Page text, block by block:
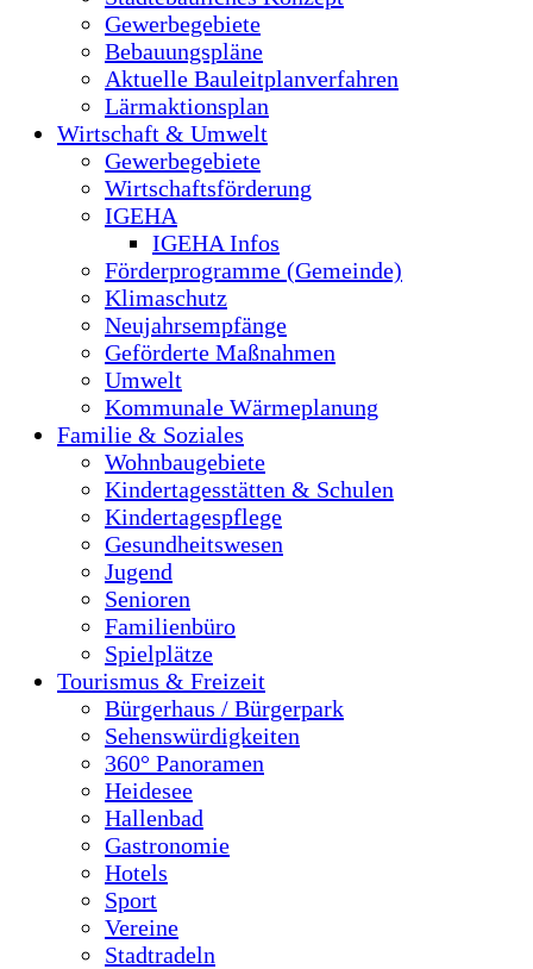
Gewerbegebiete
Bebauungspläne
Aktuelle Bauleitplanverfahren
Lärmaktionsplan
Wirtschaft & Umwelt
Gewerbegebiete
Wirtschaftsförderung
IGEHA
IGEHA Infos
Förderprogramme (Gemeinde)
Klimaschutz
Neujahrsempfänge
Geförderte Maßnahmen
Umwelt
Kommunale Wärmeplanung
Familie & Soziales
Wohnbaugebiete
Kindertagesstätten & Schulen
Kindertagespflege
Gesundheitswesen
Jugend
Senioren
Familienbüro
Spielplätze
Tourismus & Freizeit
Bürgerhaus / Bürgerpark
Sehenswürdigkeiten
360° Panoramen
Heidesee
Hallenbad
Gastronomie
Hotels
Sport
Vereine
Stadtradeln